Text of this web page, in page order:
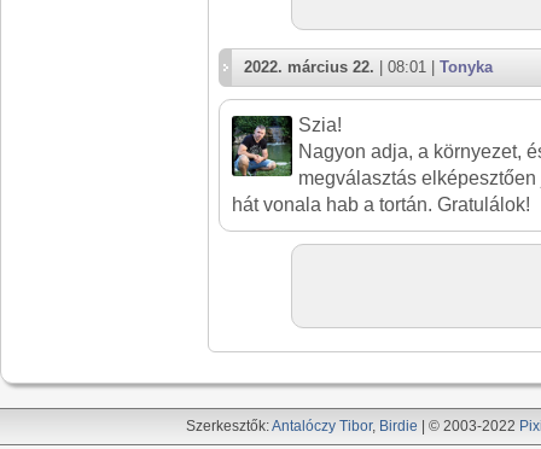
2022. március 22. | 08:01 | Tonyka
Szia!
Nagyon adja, a környezet,
megválasztás
hát vonala hab a tortán. Gratulálok!
Szerkesztők:Antalóczy Tibor, Birdie | © 2003-2022